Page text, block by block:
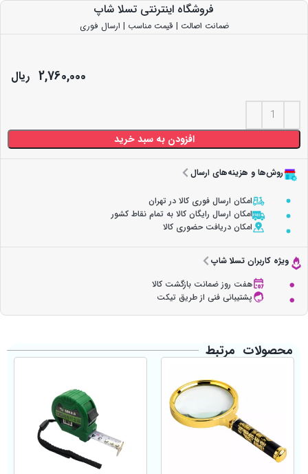
فروشگاه اینترنتی تسلا شاپ
ضمانت اصالت | قیمت مناسب | ارسال فوری
2,760,000 ریال
افزودن به سبد خرید
روش‌ها و هزینه‌های ارسال
امکان ارسال فوری کالا در تهران
امکان ارسال رایگان کالا به تمام نقاط کشور
امکان دریافت حضوری کالا
ویژه کاربران تسلا شاپ
هفت روز ضمانت بازگشت کالا
پشتیبانی فنی از طریق تیکت
محصولات مرتبط